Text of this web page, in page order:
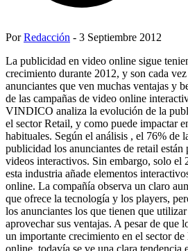
PorRedacción - 3 Septiembre 2012
La publicidad en video online sigue
crecimiento durante 2012, y son cada
anunciantes que ven muchas ventajas y
de las campañas de video online
VINDICO analiza la evolución de la
el sector Retail, y como puede impactar
habituales. Según el análisis , el 76% de
publicidad los anunciantes de retail están
videos interactivos. Sin embargo, solo el
esta industria añade elementos
online. La compañía observa un claro
que ofrece la tecnología y los players,
los anunciantes los que tienen que utilizar
aprovechar sus ventajas. A pesar de que
un importante crecimiento en el sector
online, todavía se ve una clara tendencia